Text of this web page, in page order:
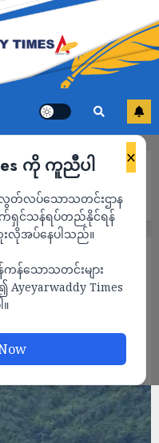
×
ကို ကူညီပါ
လပ်သောသတင်းဌာန
က်ရှင်သန်ရပ်တည်နိုင်ရန်
အပ်နေပါသည်။
န်သောသတင်းများ
Times
းစားက အသက်မ
မိန်းကလေးငယ်ကို